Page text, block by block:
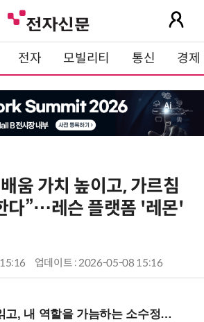
전자 모빌리티 통신 경제
움 가치 높이고, 가르침
다”…레슨 플랫폼 '레몬'
업데이트 : 2026-05-08 15:16
가늠하는 소수정예 실습 워크숍 (8/28 신논현역)